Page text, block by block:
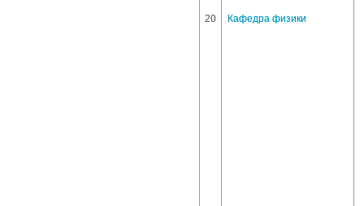
20 Кафедра физики